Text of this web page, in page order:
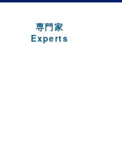
専門家
Experts